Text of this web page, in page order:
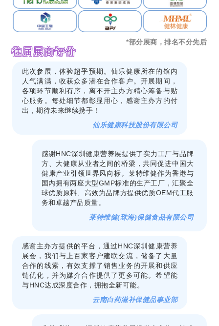
*部分展商，排名不分先后
往届展商评价
此次参展，体验超乎预期。仙乐健康所在的馆内
人气满满，收获众多潜在合作客户。开展期间，
各项环节顺利有序，离不开主办方精心筹备与贴
心服务。每处细节都彰显用心，感谢主办方的付
出，期待未来继续携手！
仙乐健康科技股份有限公司
感谢HNC深圳健康营养展提供了实力工厂与品牌
方、大健康从业者之间的桥梁，共同促进中国大
健康产业引领世界风向标。莱特维健作为香港与
国内拥有两座大型GMP标准的生产工厂，汇聚全
球优质原料、高效为品牌方提供优质OEM代工服
务和卓越产品质量。
莱特维健(珠海)保健食品有限公司
感谢主办方提供的平台，通过HNC深圳健康营养
展会，我们与上百家客户建联交流，储备了大量
合作的线索，有效支撑了销售业务的开展和供应
链优化，并为媒介合作提供了更多可能。希望能
与HNC达成深度合作，拥抱全新可能。
云南白药滋补保健品事业部